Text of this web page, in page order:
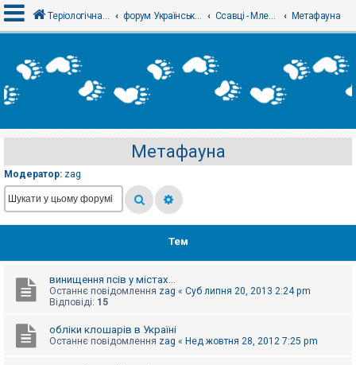
х
і
е
є
с
т
р
а
Т
м
б
Теріологічна школа форум Українського теріологічного товариства Ссавці - Млекопитающие Метафауна
Метафауна
Модератор: zag
Тем
винищення псів у містах...
Останнє повідомлення zag « Суб липня 20, 2013 2:24 pm
Відповіді: 15
обліки клошарів в Україні
Останнє повідомлення zag « Нед жовтня 28, 2012 7:25 pm